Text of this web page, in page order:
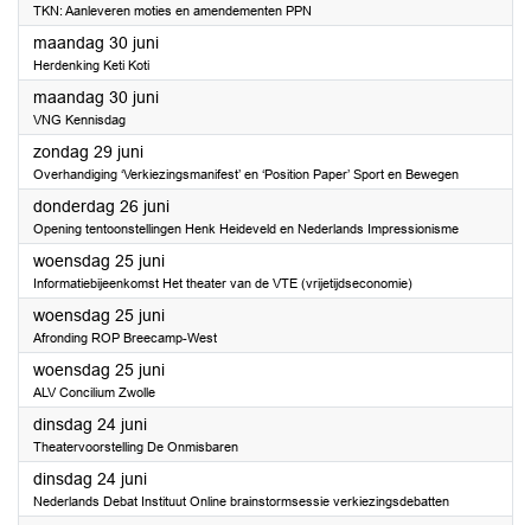
TKN: Aanleveren moties en amendementen PPN
maandag 30 juni2025
Herdenking Keti Koti
maandag 30 juni2025
VNG Kennisdag
zondag 29 juni2025
Overhandiging ‘Verkiezingsmanifest’ en ‘Position Paper’ Sport en Bewegen
donderdag 26 juni2025
Opening tentoonstellingen Henk Heideveld en Nederlands Impressionisme
woensdag 25 juni2025
Informatiebijeenkomst Het theater van de VTE (vrijetijdseconomie)
woensdag 25 juni2025
Afronding ROP Breecamp-West
woensdag 25 juni2025
ALV Concilium Zwolle
dinsdag 24 juni2025
Theatervoorstelling De Onmisbaren
dinsdag 24 juni2025
Nederlands Debat Instituut Online brainstormsessie verkiezingsdebatten